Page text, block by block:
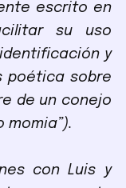
escrito en
su uso
y
poética sobre
de un conejo
momia”).
con Luis y